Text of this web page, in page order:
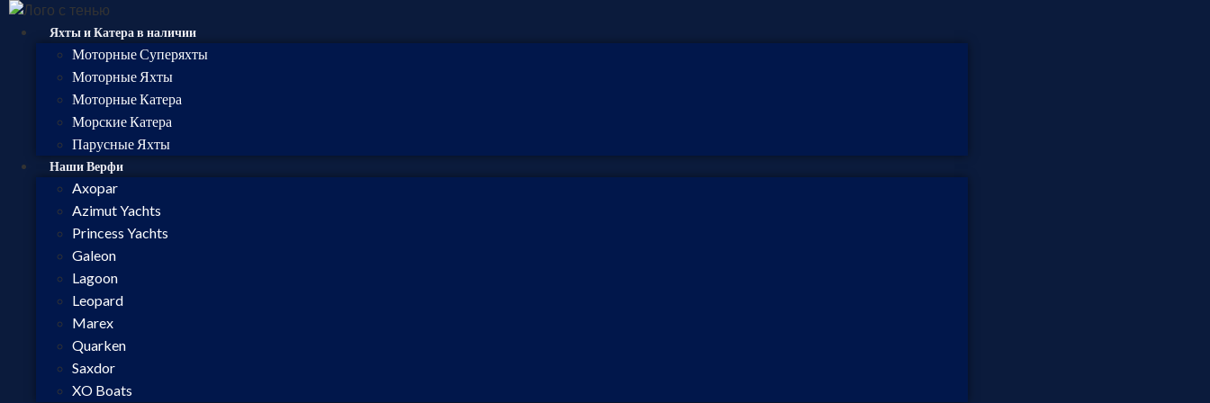
Яхты и Катера в наличии
Моторные Суперяхты
Моторные Яхты
Моторные Катера
Морские Катера
Парусные Яхты
Наши Верфи
Axopar
Azimut Yachts
Princess Yachts
Galeon
Lagoon
Leopard
Marex
Quarken
Saxdor
XO Boats